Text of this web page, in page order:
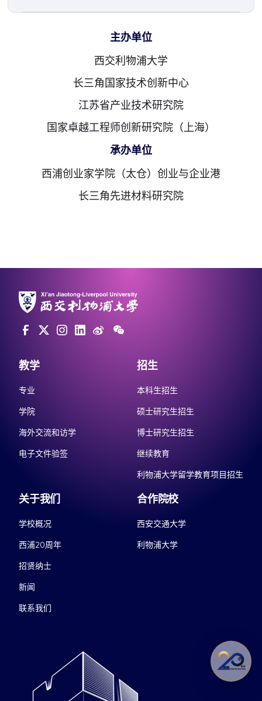
主办单位
西交利物浦大学
长三角国家技术创新中心
江苏省产业技术研究院
国家卓越工程师创新研究院（上海）
承办单位
西浦创业家学院（太仓）创业与企业港
长三角先进材料研究院
教学
专业
学院
海外交流和访学
电子文件验签
招生
本科生招生
硕士研究生招生
博士研究生招生
继续教育
利物浦大学留学教育项目招生
关于我们
学校概况
西浦20周年
招贤纳士
新闻
联系我们
合作院校
西安交通大学
利物浦大学